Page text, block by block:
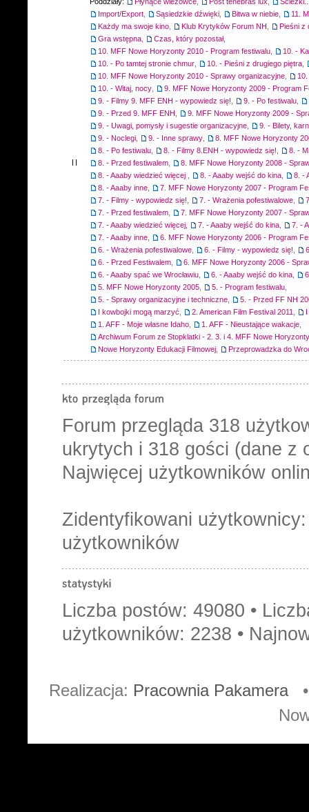
Import/Export
Sąsiedzkie dźwięki Bitwa w niebie
11.
Każdy ma swoje kino
Klub Krytyków Forum NH
Pieśni z
Gra wstępna
Czas, który pozostał,
10. MFF Nowe Horyzonty 2010 - Program festiwalu
10. -
10. - Po tamtej stronie chmur
10. - Pieśni z drugiego piętra
10. MFF Nowe Horyzonty 2010 - Sprawy organizacyjne
10. - Witaj, nocy
9. MFF Nowe Horyzonty 2009 - Program
9. - Filmy 9. MFF ENH - wypowiedz się!
9. - Po festiwalu
9. - Przed 9. MFF ENH
9. MFF Nowe Horyzonty 2009 -
9. - Uwagi, pomysły i sugestie organizacyjne
9. - Bilety,
9. - Noclegi
9. - Inne sprawy
8. MFF Nowe Horyzonty
8. - Po festiwalu
8. - Filmy 8.ENH - wypowiedz się!
8. -
8. - Przed festiwalem
8. MFF Nowe Horyzonty 2008 -
8. - Aaaby wiedzieć więcej
8. - Aaaby wejść do kina
8. -
8. - Aaaby inne
7. MFF Nowe Horyzonty 2007 - Program
7. - Filmy - wypowiedz się!
7. - Wrażenia pofestiwalowe
7. - Przed festiwalem
7. MFF Nowe Horyzonty 2007 -
7. - Aaaby wiedzieć więcej
7. - Aaaby wejść do kina
7. -
7. - Aaaby inne
6. MFF Nowe Horyzonty 2006 - Program
6. - Wrażenia pofestiwalowe
6. - Filmy - wypowiedz się!
6. - Przed Festiwalem
6. MFF Nowe Horyzonty 2006 -
6. - Aaaby spać we Wrocławiu
6. - Aaaby wejść do kina
5. MFF Nowe Horyzonty 2005
5. - Program festiwalu
5. - Sprawy organizacyjne i techniczne
5. - Przed FF NH
I kowbojki mogą marzyć
2. American Film Festival 2011
1. AFF - Moje własne Idaho
1. AFF - Nieustające wakacje
Archiwum Forum ze Stopklatki - 2. 3. i 4. MFF Nowe
Nowe Horyzonty Edukacji Filmowej
Przeprowadzka do
Forum przegląda 318
ukrytych i 318 gości (dane z
Najwięcej użytkowników
Zidentyfikowani
użytkowników
Liczba postów: 49080 •
użytkowników: 2238 •
Realizacja: Pracownia Pakamera•